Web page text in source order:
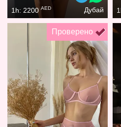
1h: 2200 AED Дубай
Проверено